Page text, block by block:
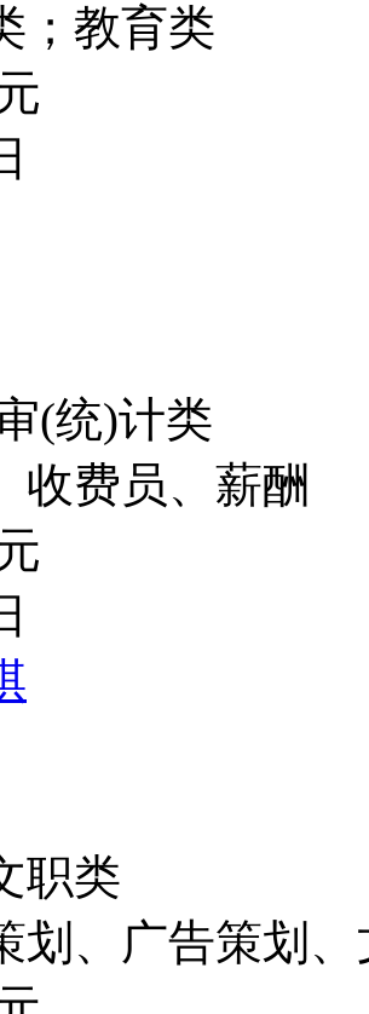
；教育类
(统)计类
收费员、薪酬
职类
划、广告策划、